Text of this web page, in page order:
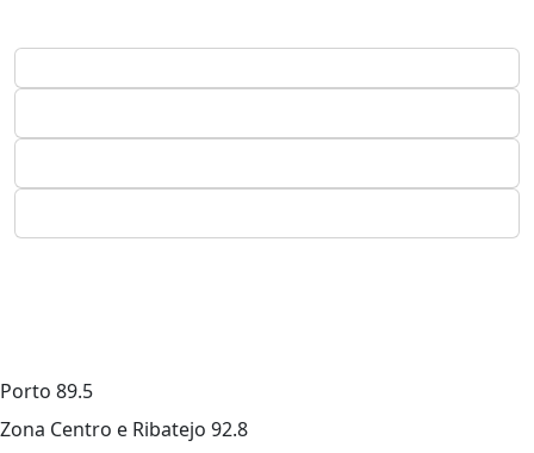
Porto 89.5
Zona Centro e Ribatejo 92.8